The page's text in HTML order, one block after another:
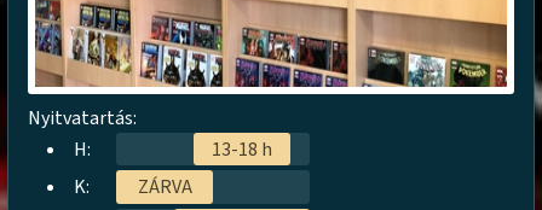
Nyitvatartás:
H:
13-18 h
K:
ZÁRVA